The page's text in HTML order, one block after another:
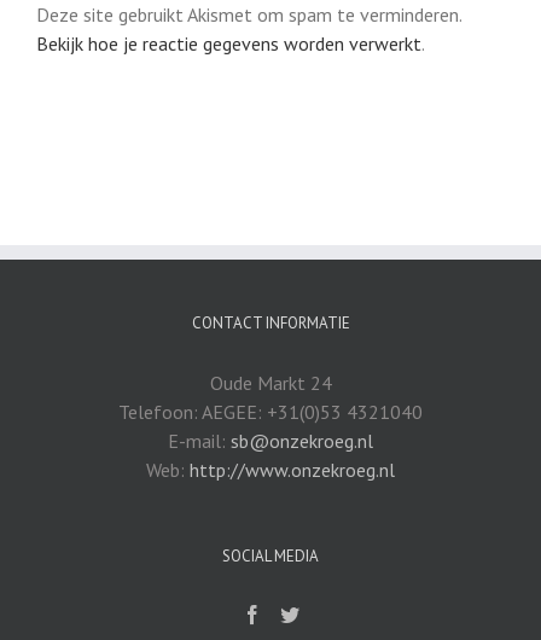
Deze site gebruikt Akismet om spam te verminderen.
Bekijk hoe je reactie gegevens worden verwerkt.
CONTACT INFORMATIE
Oude Markt 24
Telefoon: AEGEE: +31(0)53 4321040
E-mail: sb@onzekroeg.nl
Web: http://www.onzekroeg.nl
SOCIAL MEDIA